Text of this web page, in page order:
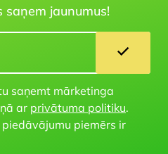
saņem jaunumus!
saņemt mārketinga
ar privātuma politiku.
piemērs ir